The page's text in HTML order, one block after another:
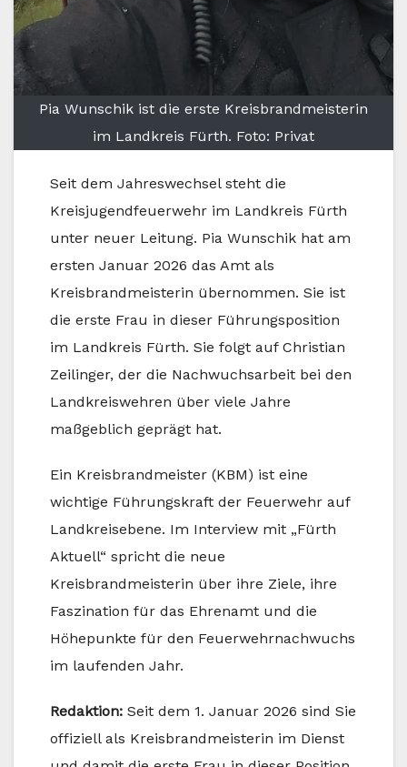
Pia Wunschik ist die erste Kreisbrandmeisterin
im Landkreis Fürth. Foto: Privat
Seit dem Jahreswechsel steht die
Kreisjugendfeuerwehr im Landkreis Fürth
unter neuer Leitung. Pia Wunschik hat am
ersten Januar 2026 das Amt als
Kreisbrandmeisterin übernommen. Sie ist
die erste Frau in dieser Führungsposition
im Landkreis Fürth. Sie folgt auf Christian
Zeilinger, der die Nachwuchsarbeit bei den
Landkreiswehren über viele Jahre
maßgeblich geprägt hat.
Ein Kreisbrandmeister (KBM) ist eine
wichtige Führungskraft der Feuerwehr auf
Landkreisebene. Im Interview mit „Fürth
Aktuell“ spricht die neue
Kreisbrandmeisterin über ihre Ziele, ihre
Faszination für das Ehrenamt und die
Höhepunkte für den Feuerwehrnachwuchs
im laufenden Jahr.
Redaktion: Seit dem 1. Januar 2026 sind Sie
offiziell als Kreisbrandmeisterin im Dienst